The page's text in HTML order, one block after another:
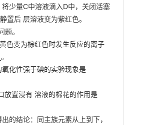
少量C中溶液滴入D中，关闭活塞
置后 层溶液变为紫红色。
题。
色变为棕红色时发生反应的离子
氧化性强于碘的实验现象是
放置浸有 溶液的棉花的作用是
出的结论：同主族元素从上到下，